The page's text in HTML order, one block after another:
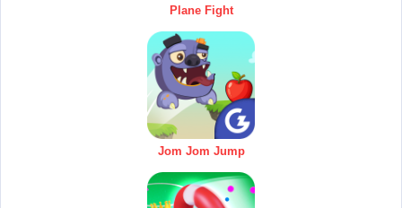
Plane Fight
Jom Jom Jump